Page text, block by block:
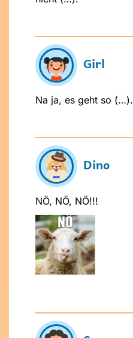
Girl
Na ja, es geht so (…).
Dino
NÖ, NÖ, NÖ!!!